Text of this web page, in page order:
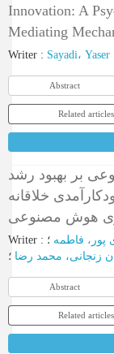
Innovation: A
Mediating
Writer : Sayadi، Yaser
Abstract
Related articles
بر بهبود رشد
خلاقانه
Writer : فاطمه ؛
زنجانی، محمد رضا ؛
Abstract
Related articles